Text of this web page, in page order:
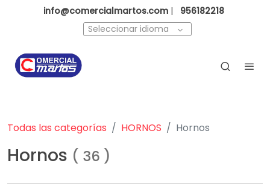
info@comercialmartos.com |
956182218
Seleccionar idioma
Todas las categorías HORNOS Hornos
Hornos ( 36 )